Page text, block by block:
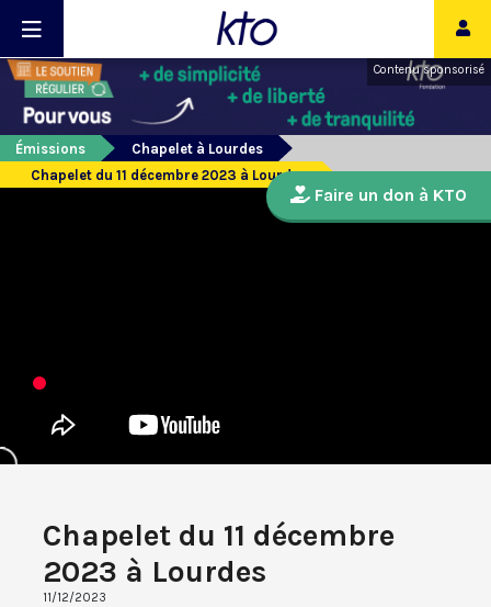
Contenu sponsorisé
Émissions
Chapelet à Lourdes
Chapelet du 11 décembre 2023 à Lourdes
Chapelet du 11 décembre
2023 à Lourdes
11/12/2023
Faire un don à KTO